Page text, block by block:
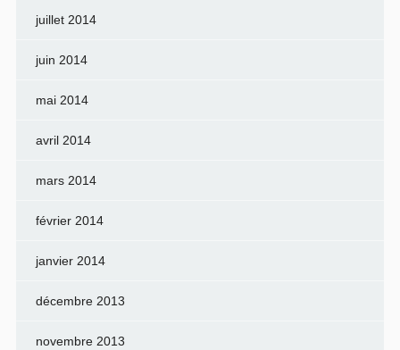
juillet 2014
juin 2014
mai 2014
avril 2014
mars 2014
février 2014
janvier 2014
décembre 2013
novembre 2013